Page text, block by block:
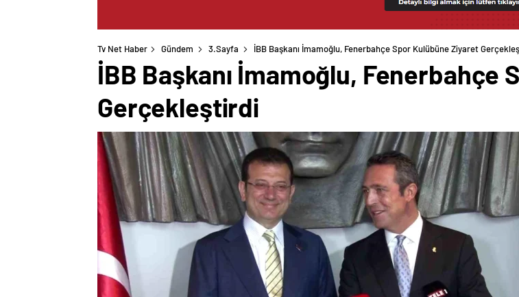
Tv Net Haber Gündem 3.Sayfa İBB Başkanı İmamoğlu, Fenerbahçe Spor Kulübüne Ziyaret
İBB Başkanı İmamoğlu, Fenerbahçe
Gerçekleştirdi